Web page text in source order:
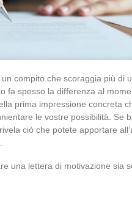
compito che scoraggia più di
fa spesso la differenza al
prima impressione concreta
le vostre possibilità. Se
ciò che potete apportare
una lettera di motivazione sia